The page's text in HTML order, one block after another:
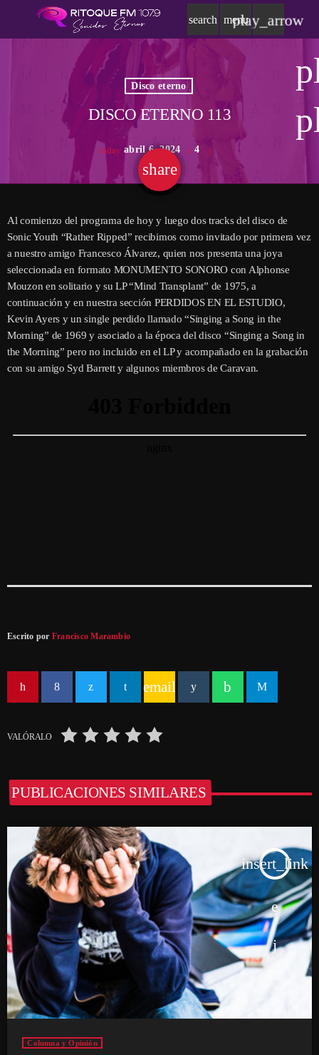
search menu
play_arrow
Disco eterno
DISCO ETERNO 113
today abril 6, 2024 4
share
email
Al comienzo del programa de hoy y luego dos tracks del disco de
Sonic Youth “Rather Ripped” recibimos como invitado por primera vez
a nuestro amigo Francesco Álvarez, quien nos presenta una joya
seleccionada en formato MONUMENTO SONORO con Alphonse
Mouzon en solitario y su LP “Mind Transplant” de 1975, a
continuación y en nuestra sección PERDIDOS EN EL ESTUDIO,
Kevin Ayers y un single perdido llamado “Singing a Song in the
Morning” de 1969 y asociado a la época del disco “Singing a Song in
the Morning” pero no incluido en el LP y acompañado en la grabación
con su amigo Syd Barrett y algunos miembros de Caravan.
Escrito por Francisco Marambio
email
VALÓRALO
PUBLICACIONES SIMILARES
insert_link
Columna y Opinión